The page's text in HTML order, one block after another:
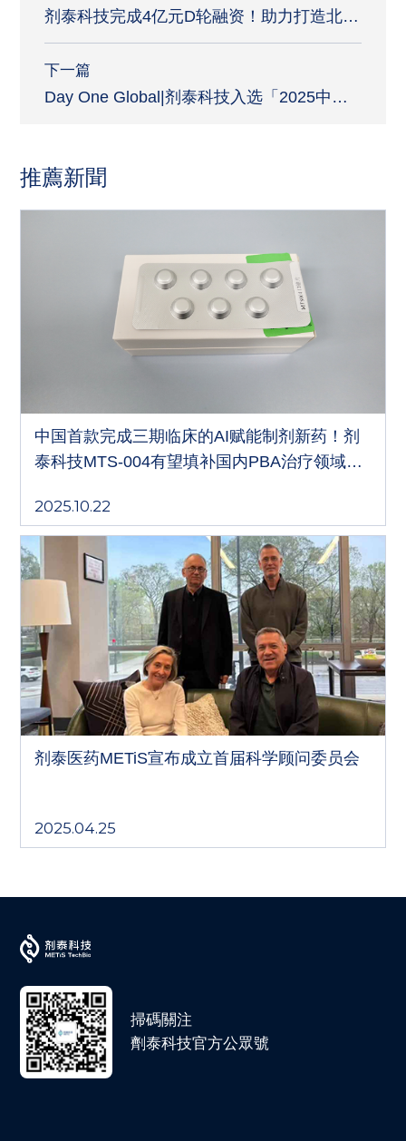
剂泰科技完成4亿元D轮融资！助力打造北京
下一篇
Day One Global|剂泰科技入选「2025中国
推薦新聞
中国首款完成三期临床的AI赋能制剂新药！剂
泰科技MTS-004有望填补国内PBA治疗领域药
2025.10.22
剂泰医药METiS宣布成立首届科学顾问委员会
2025.04.25
掃碼關注
劑泰科技官方公眾號